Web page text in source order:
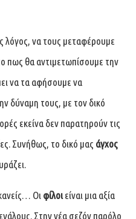
λόγος, να τους μεταφέρουμε
πως θα αντιμετωπίσουμε την
να τα αφήσουμε να
δύναμη τους, με τον δικό
εκείνα δεν παρατηρούν τις
Συνήθως, το δικό μας άγχος
Οι φίλοιείναι μια αξία
Στην νέα σεζόν παρόλο